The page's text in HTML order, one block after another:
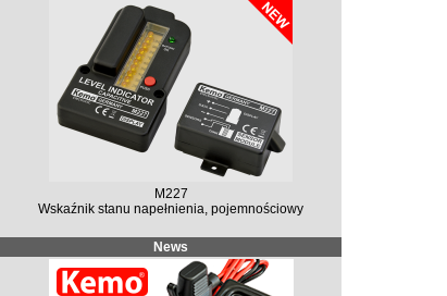
M227
Wskaźnik stanu napełnienia, pojemnościowy
News